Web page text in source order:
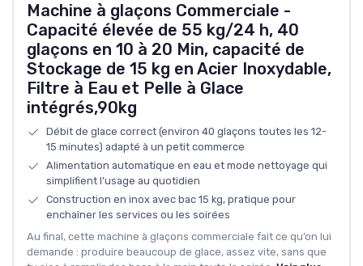
Machine à glaçons Commerciale -
Capacité élevée de 55 kg/24 h, 40
glaçons en 10 à 20 Min, capacité de
Stockage de 15 kg en Acier Inoxydable,
Filtre à Eau et Pelle à Glace
intégrés,90kg
Débit de glace correct (environ 40 glaçons toutes les 12-
15 minutes) adapté à un petit commerce
Alimentation automatique en eau et mode nettoyage qui
simplifient l’usage au quotidien
Construction en inox avec bac 15 kg, pratique pour
enchaîner les services ou les soirées
Au final, cette machine à glaçons commerciale fait ce qu’on lui
demande : produire beaucoup de glace, assez vite, sans que